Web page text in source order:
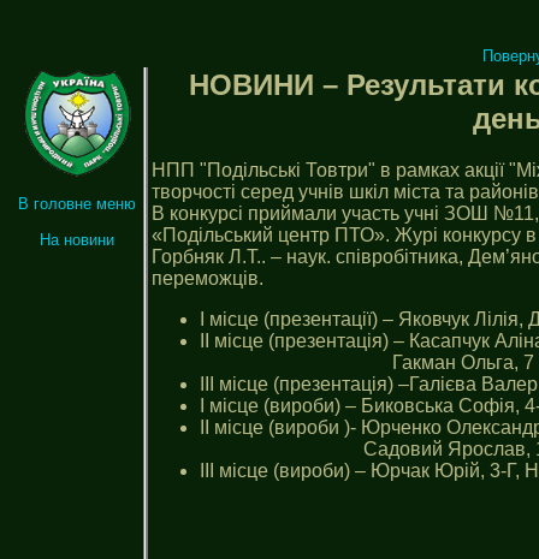
В головне меню
На новини
НОВИНИ – Результати
НПП "Подільські Товтри" в рамках акції
творчості серед учнів шкіл міста та
В конкурсі приймали участь учні
«Подільський центр ПТО». Журі конкурсу в
Горбняк Л.Т.. – наук. співробітника,
переможців.
І місце (презентації) – Яковчук
ІІ місце (презентація) – Касапчук
Гакман Ольга, 7 кл.
ІІІ місце (презентація) –Галієва
І місце (вироби) – Биковська
ІІ місце (вироби )- Юрченко
Садовий Ярослав, 1-
ІІІ місце (вироби) – Юрчак Юрій, 3-